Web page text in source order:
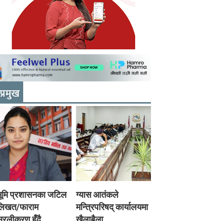
प्रमुख
प्रशासनका जटिल
फाराम
ग्यास आतंकले
मन्त्रिपरिषद् कार्यालयमा